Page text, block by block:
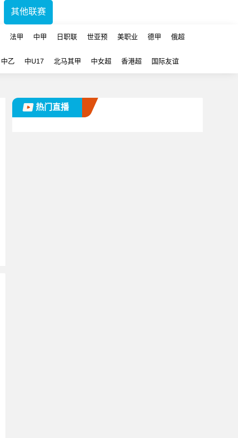
其他联赛
法甲 中甲 日职联 世亚预 美职业 德甲 俄超
中乙 中U17 北马其甲 中女超 香港超 国际友谊
热门直播